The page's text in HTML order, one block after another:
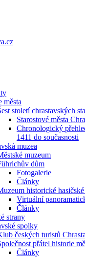
města
století chrastavských
Starostové města
Chronologický
1411 do současnosti
muzea
muzeum
dům
Fotogalerie
Články
historické
Virtuální
Články
strany
spolky
českých turistů
přátel historie
Články